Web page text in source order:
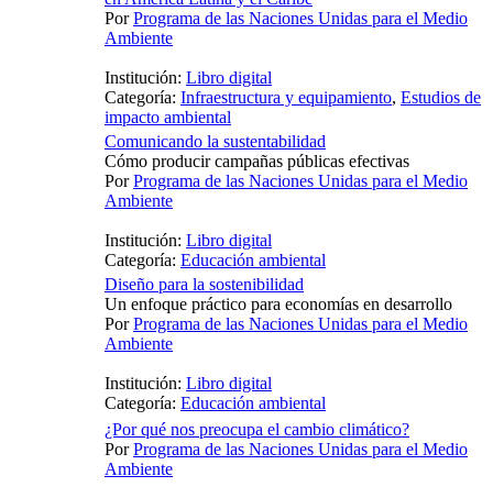
PorPrograma de las Naciones Unidas para el Medio
Ambiente
Institución: Libro digital
Categoría: Infraestructura y equipamiento, Estudios de
impacto ambiental
Comunicando la sustentabilidad
Cómo producir campañas públicas efectivas
PorPrograma de las Naciones Unidas para el Medio
Ambiente
Institución: Libro digital
Categoría: Educación ambiental
Diseño para la sostenibilidad
Un enfoque práctico para economías en desarrollo
PorPrograma de las Naciones Unidas para el Medio
Ambiente
Institución: Libro digital
Categoría: Educación ambiental
¿Por qué nos preocupa el cambio climático?
PorPrograma de las Naciones Unidas para el Medio
Ambiente